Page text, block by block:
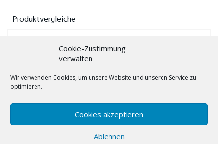
Cookie-Zustimmung
verwalten
Wir verwenden Cookies, um unsere Website und unseren Service zu
optimieren.
Cookies akzeptieren
Ablehnen
Produktvergleiche
Gebärdensprache lernen mit Bücher!
Hörgeräte-Trockenbox